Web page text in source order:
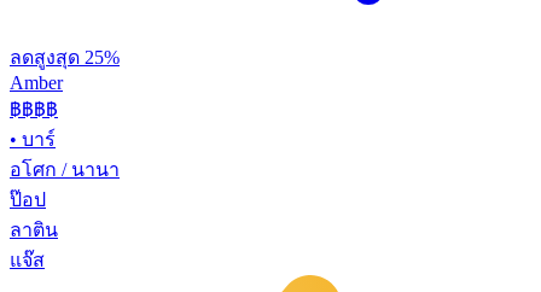
ลดสูงสุด 25%
Amber
฿฿฿฿
• บาร์
อโศก / นานา
ป๊อป
ลาติน
แจ๊ส